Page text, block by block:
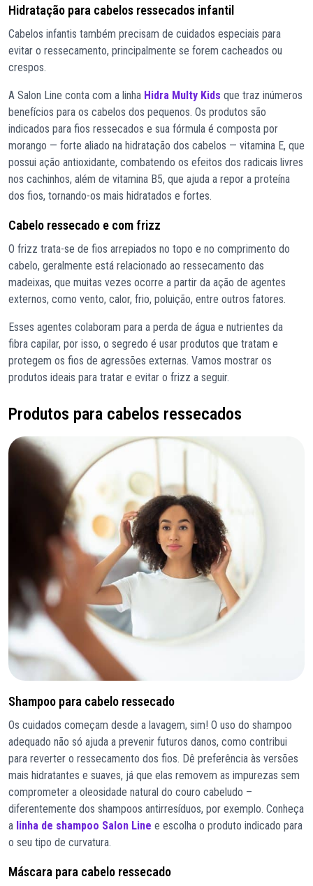
Hidratação para cabelos ressecados infantil
Cabelos infantis também precisam de cuidados especiais para
evitar o ressecamento, principalmente se forem cacheados ou
crespos.
A Salon Line conta com a linha Hidra Multy Kids que traz inúmeros
benefícios para os cabelos dos pequenos. Os produtos são
indicados para fios ressecados e sua fórmula é composta por
morango — forte aliado na hidratação dos cabelos — vitamina E, que
possui ação antioxidante, combatendo os efeitos dos radicais livres
nos cachinhos, além de vitamina B5, que ajuda a repor a proteína
dos fios, tornando-os mais hidratados e fortes.
Cabelo ressecado e com frizz
O frizz trata-se de fios arrepiados no topo e no comprimento do
cabelo, geralmente está relacionado ao ressecamento das
madeixas, que muitas vezes ocorre a partir da ação de agentes
externos, como vento, calor, frio, poluição, entre outros fatores.
Esses agentes colaboram para a perda de água e nutrientes da
fibra capilar, por isso, o segredo é usar produtos que tratam e
protegem os fios de agressões externas. Vamos mostrar os
produtos ideais para tratar e evitar o frizz a seguir.
Produtos para cabelos ressecados
Shampoo para cabelo ressecado
Os cuidados começam desde a lavagem, sim! O uso do shampoo
adequado não só ajuda a prevenir futuros danos, como contribui
para reverter o ressecamento dos fios. Dê preferência às versões
mais hidratantes e suaves, já que elas removem as impurezas sem
comprometer a oleosidade natural do couro cabeludo –
diferentemente dos shampoos antirresíduos, por exemplo. Conheça
a linha de shampoo Salon Line e escolha o produto indicado para
o seu tipo de curvatura.
Máscara para cabelo ressecado